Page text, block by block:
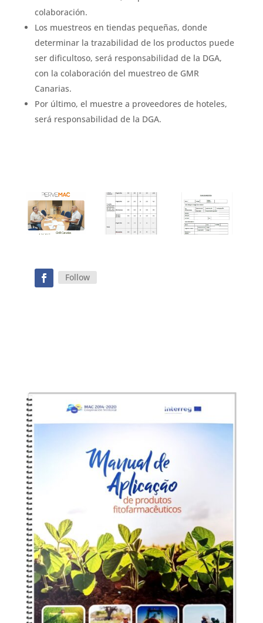
colaboración.
Los muestreos en tiendas pequeñas, donde
determinar la trazabilidad de los productos puede
ser dificultoso, será responsabilidad de la DGA,
con la colaboración del muestreo de GMR
Canarias.
Por último, el muestre a proveedores de hoteles,
será responsabilidad de la DGA.
Follow